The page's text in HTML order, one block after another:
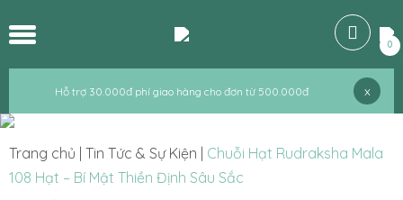
Hỗ trợ 30.000đ phí giao hàng cho đơn từ 500.000đ x
0
Trang chủ Tin Tức & Sự Kiện
Chuỗi Hạt Rudraksha Mala
108 Hạt – Bí Mật Thiền Định Sâu Sắc